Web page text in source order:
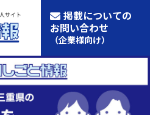
掲載についての
お問い合わせ
（企業様向け）